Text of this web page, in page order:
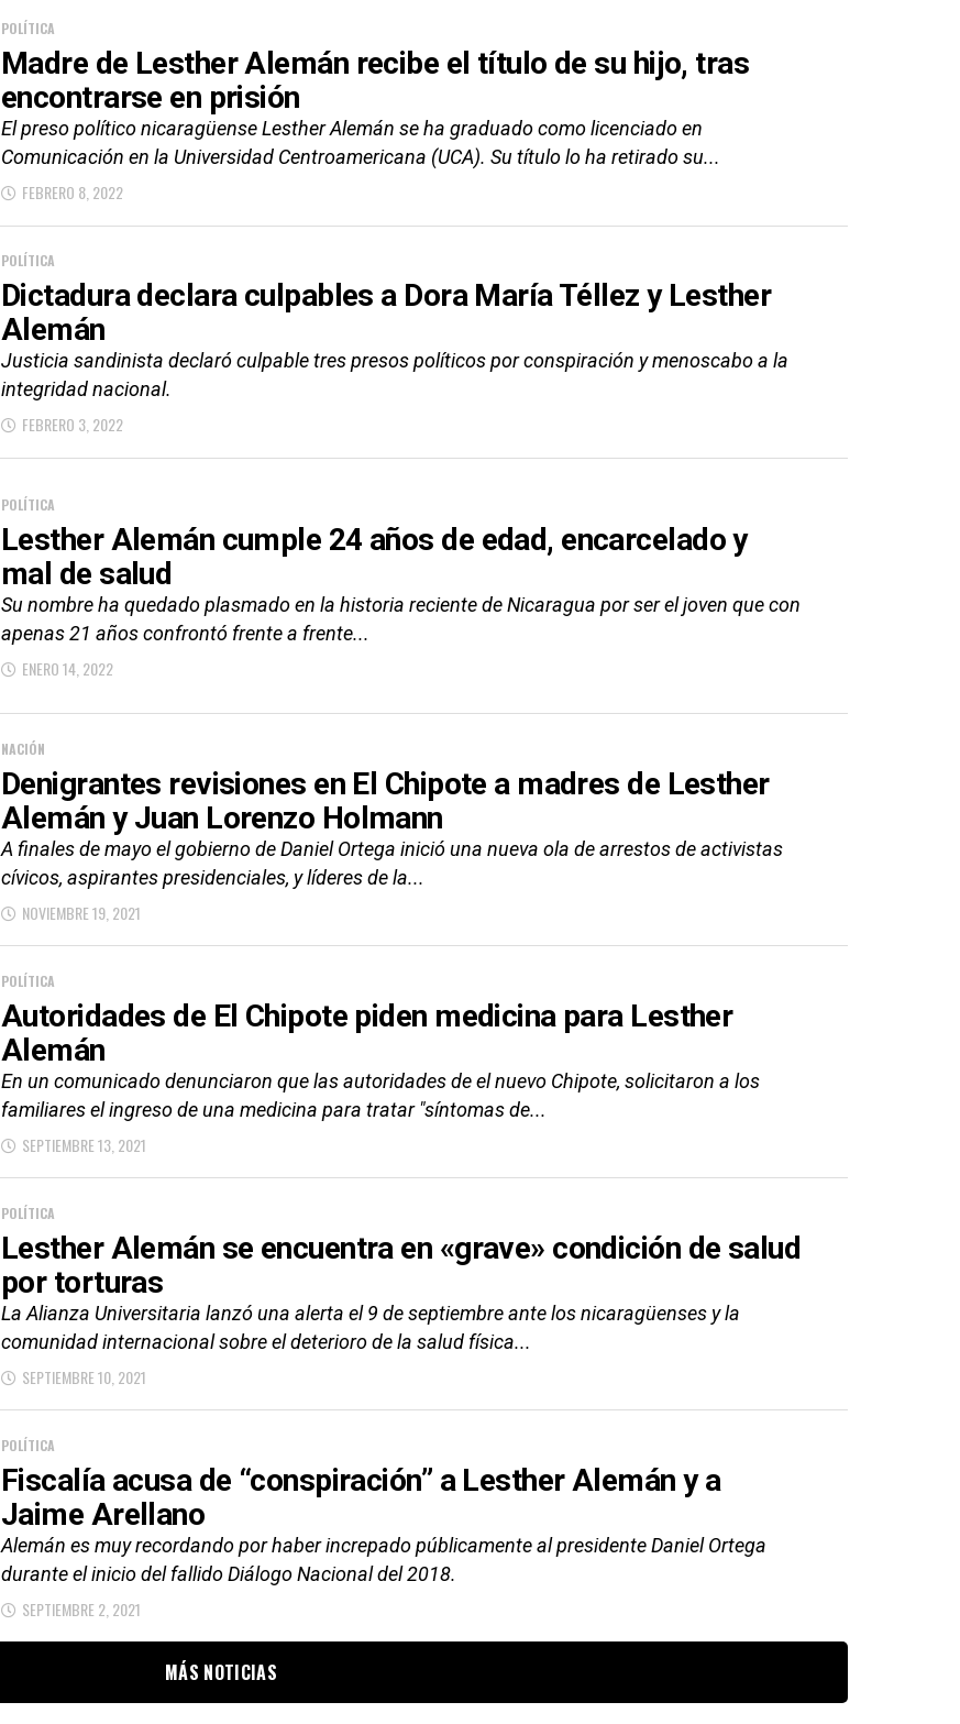
POLÍTICA
Madre de Lesther Alemán recibe el título de su hijo, tras
encontrarse en prisión
El preso político nicaragüense Lesther Alemán se ha graduado como licenciado en
Comunicación en la Universidad Centroamericana (UCA). Su título lo ha retirado su...
FEBRERO 8, 2022
POLÍTICA
Dictadura declara culpables a Dora María Téllez y Lesther
Alemán
Justicia sandinista declaró culpable tres presos políticos por conspiración y menoscabo a la
integridad nacional.
FEBRERO 3, 2022
POLÍTICA
Lesther Alemán cumple 24 años de edad, encarcelado y
mal de salud
Su nombre ha quedado plasmado en la historia reciente de Nicaragua por ser el joven que con
apenas 21 años confrontó frente a frente...
ENERO 14, 2022
NACIÓN
Denigrantes revisiones en El Chipote a madres de Lesther
Alemán y Juan Lorenzo Holmann
A finales de mayo el gobierno de Daniel Ortega inició una nueva ola de arrestos de activistas
cívicos, aspirantes presidenciales, y líderes de la...
NOVIEMBRE 19, 2021
POLÍTICA
Autoridades de El Chipote piden medicina para Lesther
Alemán
En un comunicado denunciaron que las autoridades de el nuevo Chipote, solicitaron a los
familiares el ingreso de una medicina para tratar "síntomas de...
SEPTIEMBRE 13, 2021
POLÍTICA
Lesther Alemán se encuentra en «grave» condición de salud
por torturas
La Alianza Universitaria lanzó una alerta el 9 de septiembre ante los nicaragüenses y la
comunidad internacional sobre el deterioro de la salud física...
SEPTIEMBRE 10, 2021
POLÍTICA
Fiscalía acusa de “conspiración” a Lesther Alemán y a
Jaime Arellano
Alemán es muy recordando por haber increpado públicamente al presidente Daniel Ortega
durante el inicio del fallido Diálogo Nacional del 2018.
SEPTIEMBRE 2, 2021
MÁS NOTICIAS